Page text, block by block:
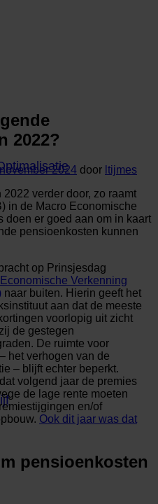
2022?
2024 door ltijmes
verder door, zo raamt
in de Macro Economische
doen er goed aan om in kaart
pensioenkosten kunnen
op Prinsjesdag
Verkenning
naar buiten. Hierin geeft het
aan dat de meeste
voorlopig uit zicht
de gestegen
De ruimte voor
het verhogen van de
– blijft echter beperkt.
volgend jaar de premies
de lage rente moeten
en/of
Ook dit jaar was dat
pensioenkosten